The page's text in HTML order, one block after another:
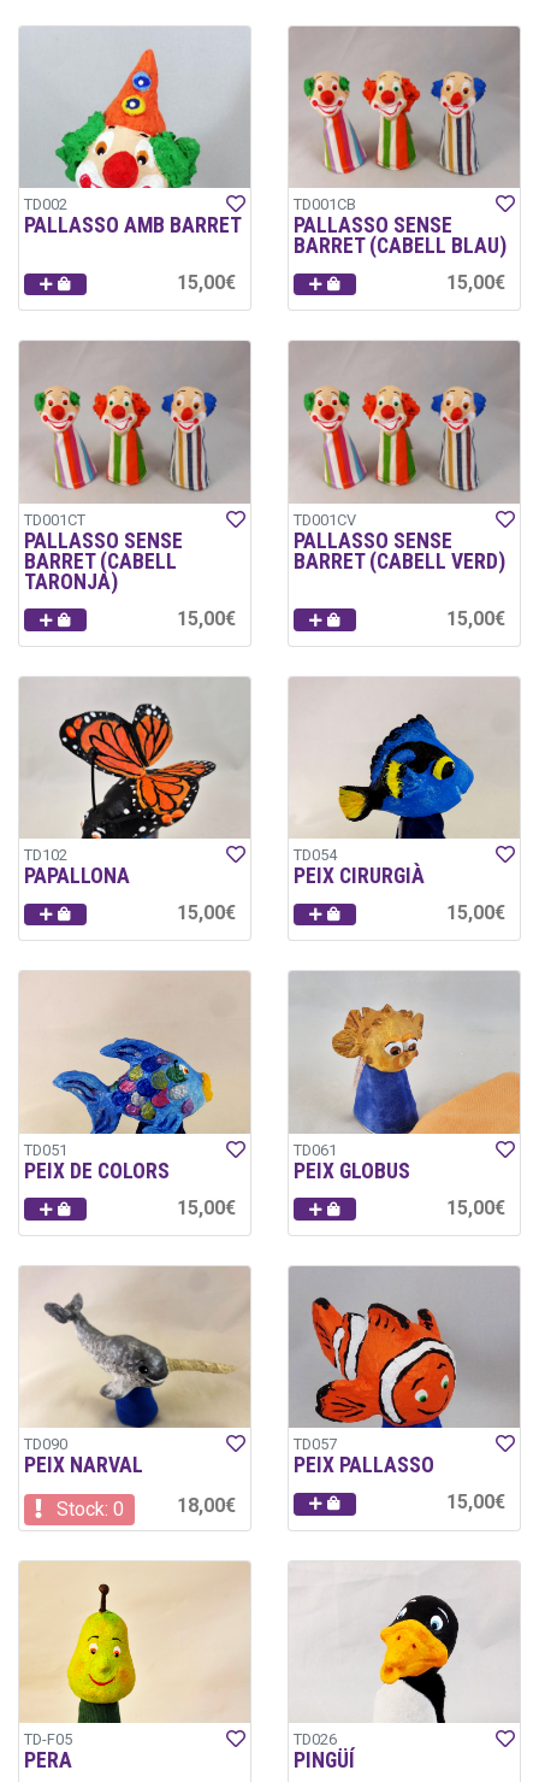
TD002
PALLASSO AMB BARRET
15,00€
TD001CB
PALLASSO SENSE
BARRET (CABELL BLAU)
15,00€
TD001CT
PALLASSO SENSE
BARRET (CABELL
TARONJA)
15,00€
TD001CV
PALLASSO SENSE
BARRET (CABELL VERD)
15,00€
TD102
PAPALLONA
15,00€
TD054
PEIX CIRURGIÀ
15,00€
TD051
PEIX DE COLORS
15,00€
TD061
PEIX GLOBUS
15,00€
TD090
PEIX NARVAL
Stock: 0 18,00€
TD057
PEIX PALLASSO
15,00€
TD-F05
PERA
TD026
PINGÜÍ